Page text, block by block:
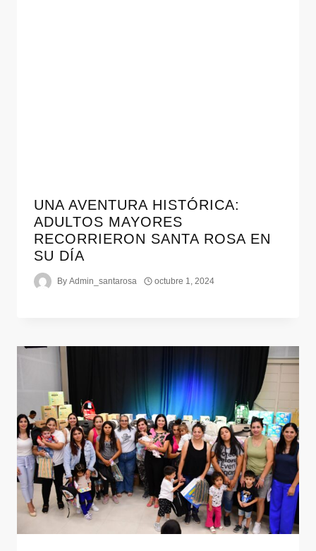
UNA AVENTURA HISTÓRICA:
ADULTOS MAYORES
RECORRIERON SANTA ROSA EN
SU DÍA
By Admin_santarosa octubre 1, 2024